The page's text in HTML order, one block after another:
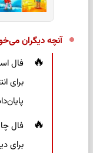
آنچه دیگران
برای
برای